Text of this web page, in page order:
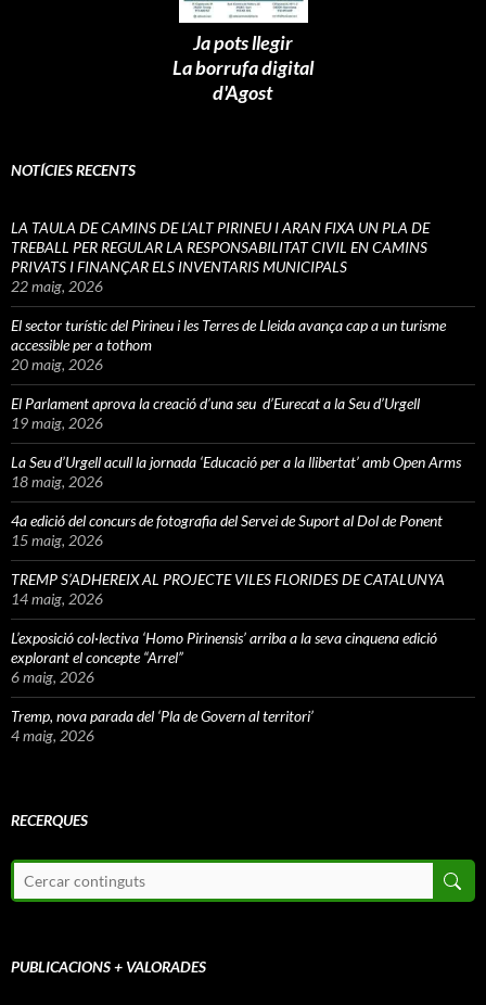
Ja pots llegir
La borrufa digital
d'Agost
NOTÍCIES RECENTS
LA TAULA DE CAMINS DE L’ALT PIRINEU I ARAN FIXA UN PLA DE
TREBALL PER REGULAR LA RESPONSABILITAT CIVIL EN CAMINS
PRIVATS I FINANÇAR ELS INVENTARIS MUNICIPALS
22 maig, 2026
El sector turístic del Pirineu i les Terres de Lleida avança cap a un turisme
accessible per a tothom
20 maig, 2026
El Parlament aprova la creació d’una seu d’Eurecat a la Seu d’Urgell
19 maig, 2026
La Seu d’Urgell acull la jornada ‘Educació per a la llibertat’ amb Open Arms
18 maig, 2026
4a edició del concurs de fotografia del Servei de Suport al Dol de Ponent
15 maig, 2026
TREMP S’ADHEREIX AL PROJECTE VILES FLORIDES DE CATALUNYA
14 maig, 2026
L’exposició col·lectiva ‘Homo Pirinensis’ arriba a la seva cinquena edició
explorant el concepte “Arrel”
6 maig, 2026
Tremp, nova parada del ‘Pla de Govern al territori’
4 maig, 2026
RECERQUES
PUBLICACIONS + VALORADES